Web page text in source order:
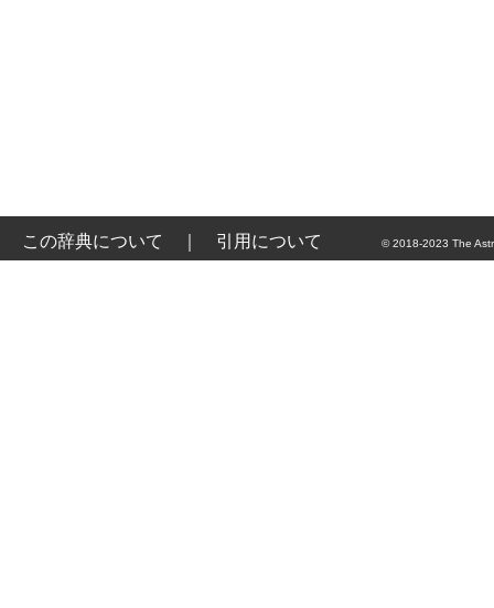
この辞典について 引用について © 2018-2023 The